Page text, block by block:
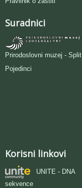
Suradnici
Prirodoslovni muzej - Split
Pojedinci
Korisni linkovi
UNITE - DNA
sekvence